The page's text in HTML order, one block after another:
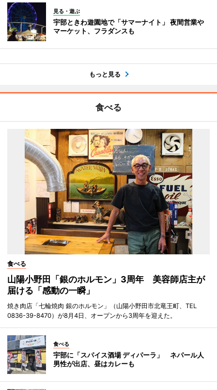
見る・遊ぶ
宇部ときわ遊園地で「サマーナイト」 夜間営業や
マーケット、フラダンスも
もっと見る
食べる
食べる
山陽小野田「銀のホルモン」3周年 美容師店主が
届ける「感動の一瞬」
焼き肉店「七輪焼肉 銀のホルモン」（山陽小野田市北竜王町、TEL
0836-39-8470）が8月4日、オープンから3周年を迎えた。
食べる
宇部に「スパイス酒場 ディパーラ」 ネパール人
男性が出店、昼はカレーも